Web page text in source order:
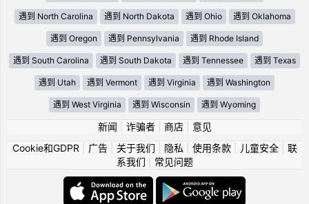
遇到 North Carolina 遇到 North Dakota 遇到 Ohio 遇到 Oklahoma
遇到 Oregon 遇到 Pennsylvania 遇到 Rhode Island
遇到 South Carolina 遇到 South Dakota 遇到 Tennessee 遇到 Texas
遇到 Utah 遇到 Vermont 遇到 Virginia 遇到 Washington
遇到 West Virginia 遇到 Wisconsin 遇到 Wyoming
新闻 诈骗者| 商店| 意见
Cookie和GDPR
广告| 关于我们 隐私 使用条款| 儿童安全| 联
系我们
常见问题